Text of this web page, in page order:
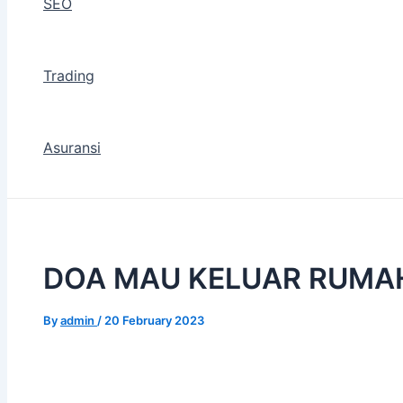
SEO
Trading
Asuransi
DOA MAU KELUAR
Byadmin / 20 February 2023